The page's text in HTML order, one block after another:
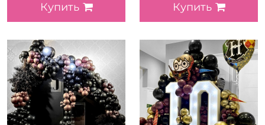
Купить Купить